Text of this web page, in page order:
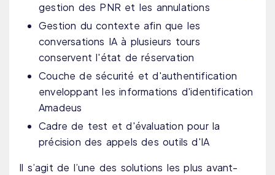
gestion des PNR et les annulations
Gestion du contexte afin que les
conversations IA à plusieurs tours
conservent l'état de réservation
Couche de sécurité et d'authentification
enveloppant les informations d'identification
Amadeus
Cadre de test et d'évaluation pour la
précision des appels des outils d'IA
Il s’agit de l’une des solutions les plus avant-